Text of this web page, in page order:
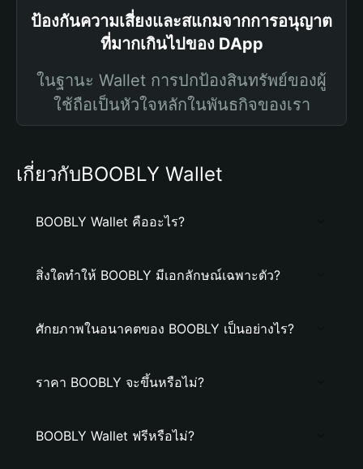
ป้องกันความเสี่ยงและสแกมจากการอนุญาต
ที่มากเกินไปของ DApp
ในฐานะ Wallet การปกป้องสินทรัพย์ของผู้
ใช้ถือเป็นหัวใจหลักในพันธกิจของเรา
เกี่ยวกับBOOBLY Wallet
BOOBLY Wallet คืออะไร?
สิ่งใดทำให้ BOOBLY มีเอกลักษณ์เฉพาะตัว?
ศักยภาพในอนาคตของ BOOBLY เป็นอย่างไร?
ราคา BOOBLY จะขึ้นหรือไม่?
BOOBLY Wallet ฟรีหรือไม่?